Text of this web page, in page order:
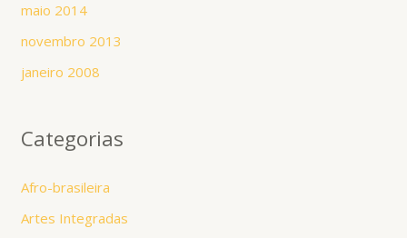
maio 2014
novembro 2013
janeiro 2008
Categorias
Afro-brasileira
Artes Integradas